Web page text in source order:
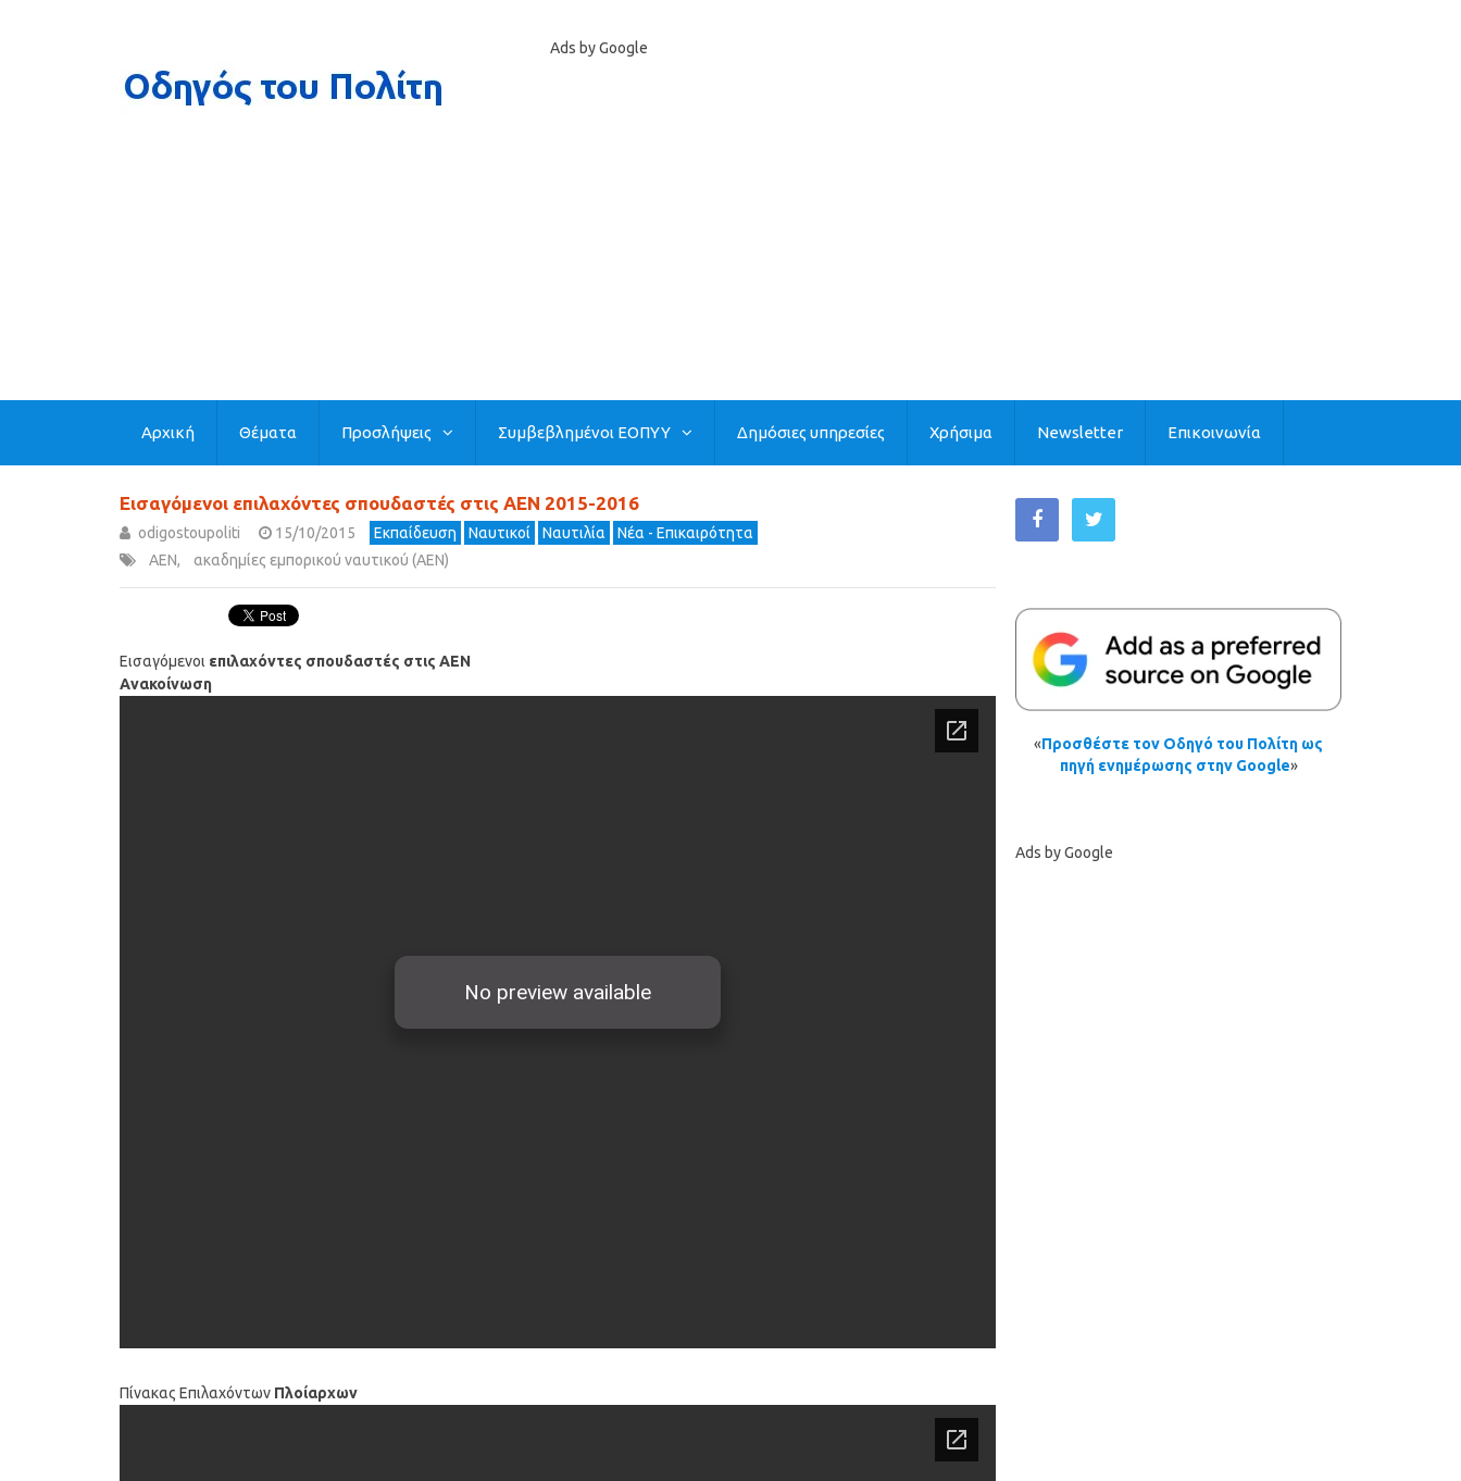
Ads by Google
Αρχική Θέματα Προσλήψεις Συμβεβλημένοι ΕΟΠΥΥ Δημόσιες υπηρεσίες Χρήσιμα Newsletter Επικοινωνία
Εισαγόμενοι επιλαχόντες σπουδαστές στις ΑΕΝ 2015-2016
odigostoupoliti 15/10/2015 Εκπαίδευση Ναυτικοί Ναυτιλία
Νέα - Επικαιρότητα
ΑΕΝ, ακαδημίες εμπορικού ναυτικού (ΑΕΝ)
Εισαγόμενοι επιλαχόντες σπουδαστές στις ΑΕΝ
Ανακοίνωση
Πίνακας Επιλαχόντων Πλοίαρχων
«Προσθέστε τον Οδηγό του Πολίτη ως
πηγή ενημέρωσης στην Google»
Ads by Google